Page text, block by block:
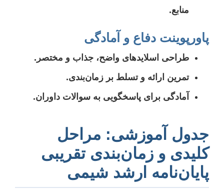
منابع.
پاورپوینت دفاع و آمادگی
طراحی اسلایدهای واضح، جذاب و مختصر.
تمرین ارائه و تسلط بر زمان‌بندی.
آمادگی برای پاسخگویی به سوالات داوران.
جدول آموزشی: مراحل
کلیدی و زمان‌بندی تقریبی
پایان‌نامه ارشد شیمی